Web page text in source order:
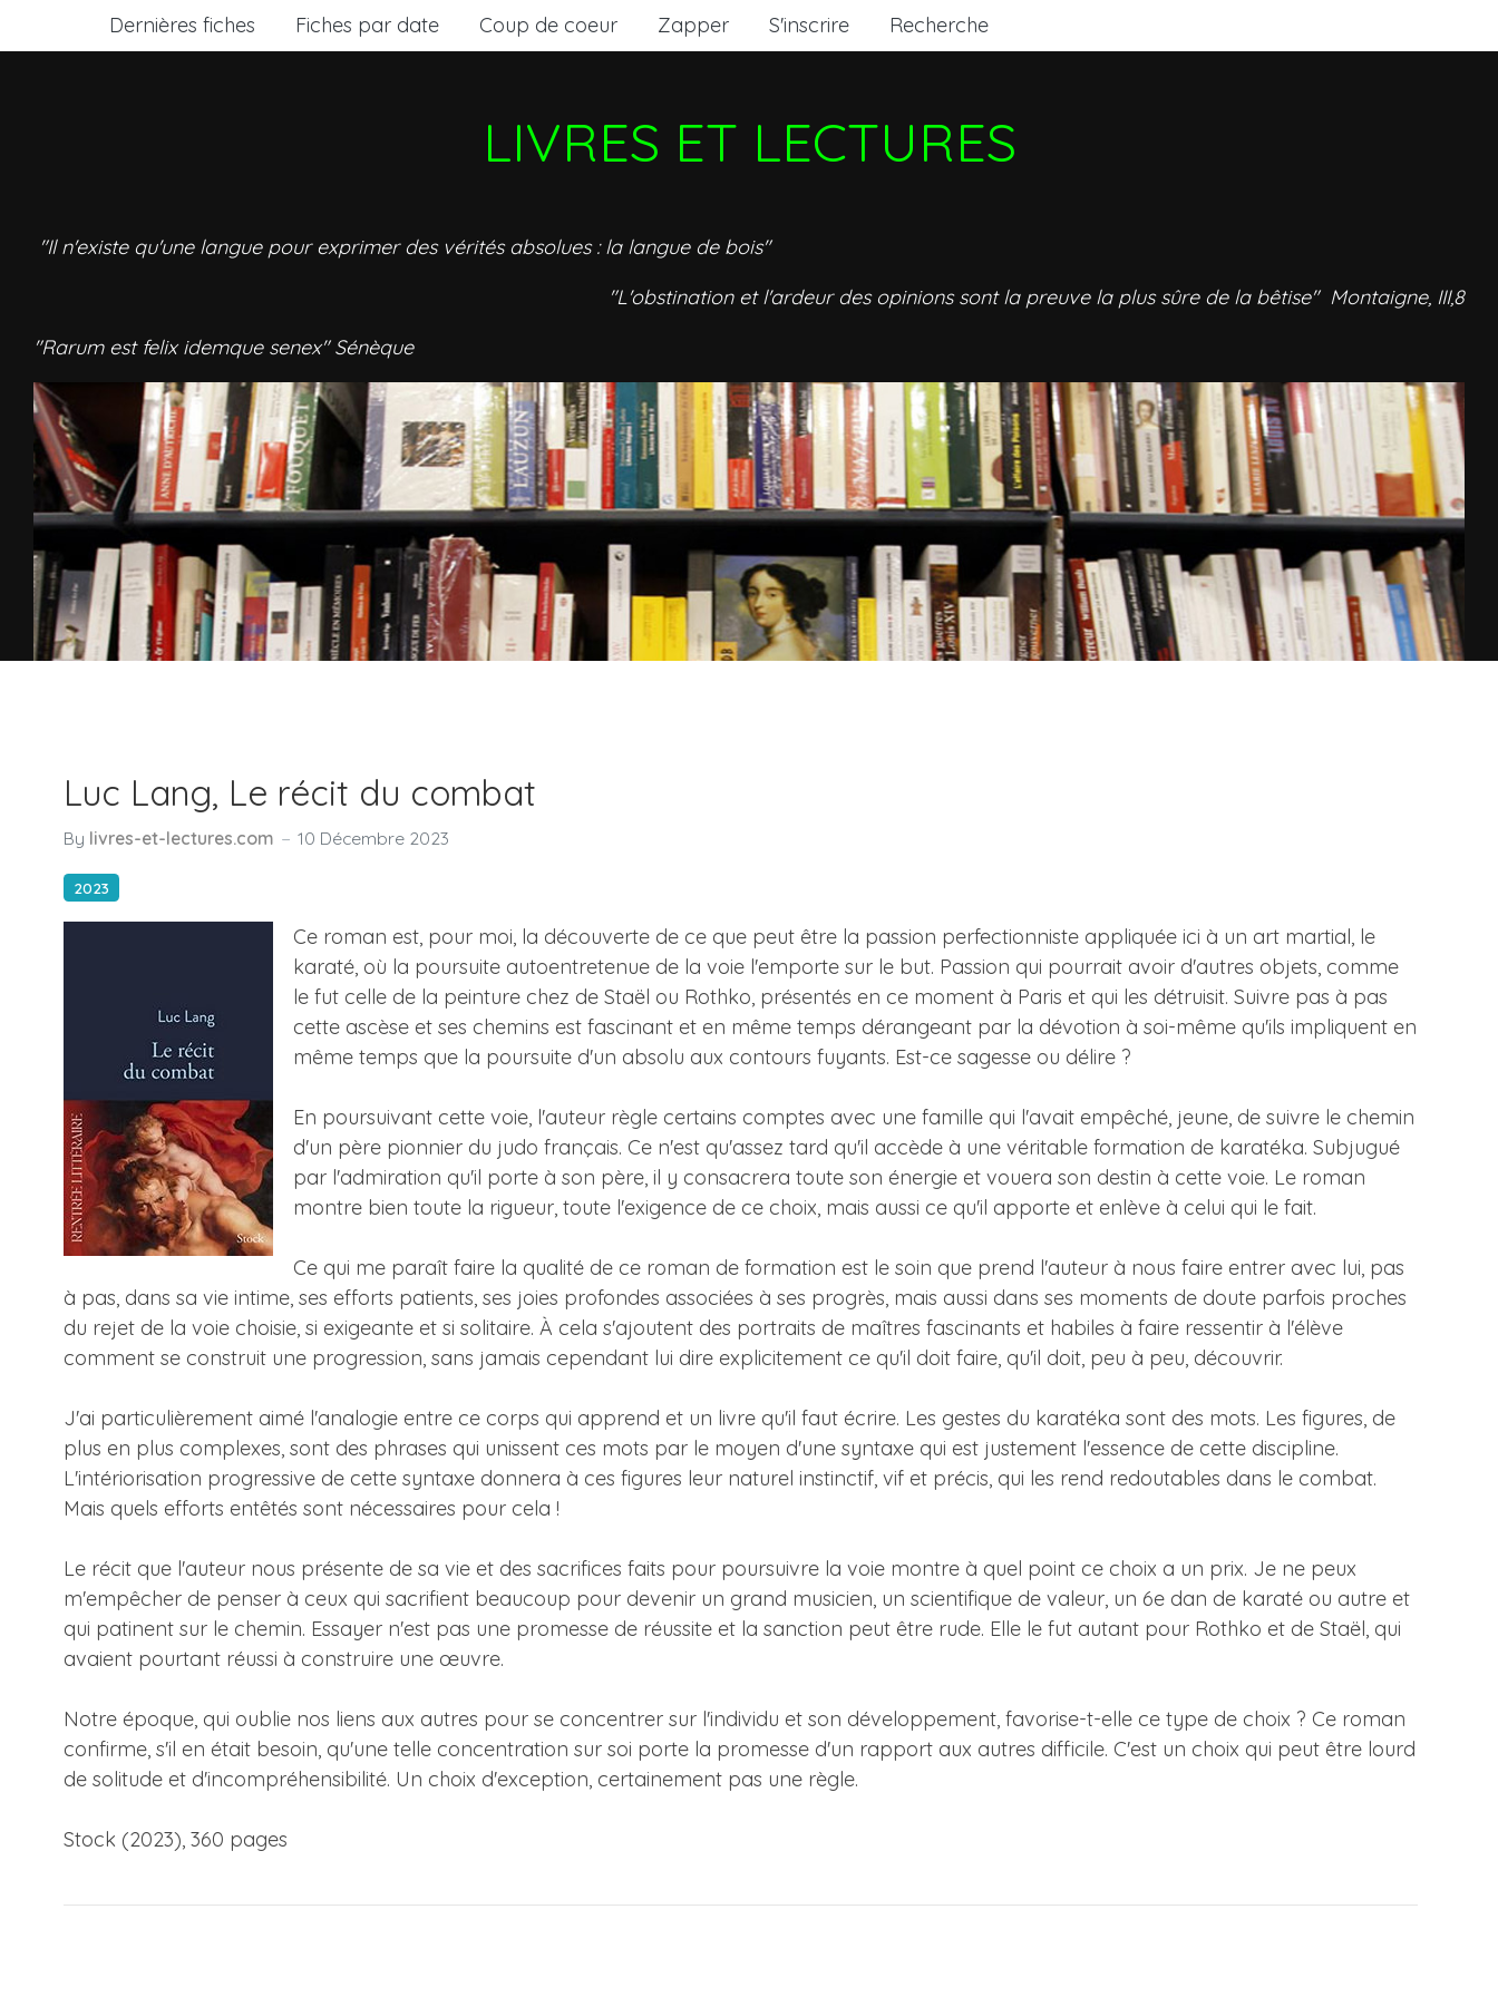
Dernières fiches Fiches par date Coup de coeur Zapper S'inscrire Recherche
LIVRES ET LECTURES
"Il n'existe qu'une langue pour exprimer des vérités absolues : la langue de bois"
"L'obstination et l'ardeur des opinions sont la preuve la plus sûre de la bêtise" Montaigne, III,8
"Rarum est felix idemque senex" Sénèque
Luc Lang, Le récit du combat
By livres-et-lectures.com 10 Décembre 2023
2023
Ce roman est, pour moi, la découverte de ce que peut être la passion perfectionniste appliquée ici à un art martial, le
karaté, où la poursuite autoentretenue de la voie l'emporte sur le but. Passion qui pourrait avoir d'autres objets, comme
le fut celle de la peinture chez de Staël ou Rothko, présentés en ce moment à Paris et qui les détruisit. Suivre pas à pas
cette ascèse et ses chemins est fascinant et en même temps dérangeant par la dévotion à soi-même qu'ils impliquent en
même temps que la poursuite d'un absolu aux contours fuyants. Est-ce sagesse ou délire ?
En poursuivant cette voie, l'auteur règle certains comptes avec une famille qui l'avait empêché, jeune, de suivre le chemin
d'un père pionnier du judo français. Ce n'est qu'assez tard qu'il accède à une véritable formation de karatéka. Subjugué
par l'admiration qu'il porte à son père, il y consacrera toute son énergie et vouera son destin à cette voie. Le roman
montre bien toute la rigueur, toute l'exigence de ce choix, mais aussi ce qu'il apporte et enlève à celui qui le fait.
Ce qui me paraît faire la qualité de ce roman de formation est le soin que prend l'auteur à nous faire entrer avec lui, pas
à pas, dans sa vie intime, ses efforts patients, ses joies profondes associées à ses progrès, mais aussi dans ses moments de doute parfois proches
du rejet de la voie choisie, si exigeante et si solitaire. À cela s'ajoutent des portraits de maîtres fascinants et habiles à faire ressentir à l'élève
comment se construit une progression, sans jamais cependant lui dire explicitement ce qu'il doit faire, qu'il doit, peu à peu, découvrir.
J'ai particulièrement aimé l'analogie entre ce corps qui apprend et un livre qu'il faut écrire. Les gestes du karatéka sont des mots. Les figures, de
plus en plus complexes, sont des phrases qui unissent ces mots par le moyen d'une syntaxe qui est justement l'essence de cette discipline.
L'intériorisation progressive de cette syntaxe donnera à ces figures leur naturel instinctif, vif et précis, qui les rend redoutables dans le combat.
Mais quels efforts entêtés sont nécessaires pour cela !
Le récit que l'auteur nous présente de sa vie et des sacrifices faits pour poursuivre la voie montre à quel point ce choix a un prix. Je ne peux
m'empêcher de penser à ceux qui sacrifient beaucoup pour devenir un grand musicien, un scientifique de valeur, un 6e dan de karaté ou autre et
qui patinent sur le chemin. Essayer n'est pas une promesse de réussite et la sanction peut être rude. Elle le fut autant pour Rothko et de Staël, qui
avaient pourtant réussi à construire une œuvre.
Notre époque, qui oublie nos liens aux autres pour se concentrer sur l'individu et son développement, favorise-t-elle ce type de choix ? Ce roman
confirme, s'il en était besoin, qu'une telle concentration sur soi porte la promesse d'un rapport aux autres difficile. C'est un choix qui peut être lourd
de solitude et d'incompréhensibilité. Un choix d'exception, certainement pas une règle.
Stock (2023), 360 pages